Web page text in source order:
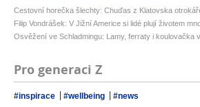
Cestovní horečka šlechty: Chuďas z Klatovska
Filip Vondrášek: V Jižní Americe si lidé plují životem
Osvěžení ve Schladmingu: Lamy, ferraty i koulovačka v
Pro generaci Z
#inspirace #wellbeing #news